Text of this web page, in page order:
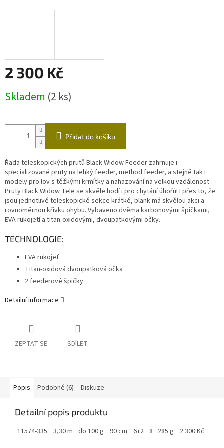
2 300 Kč
cena:
Skladem (2 ks)
Přidat do košíku
Řada teleskopických prutů Black Widow Feeder zahrnuje i
specializované pruty na lehký feeder, method feeder, a stejně tak i
modely pro lov s těžkými krmítky a nahazování na velkou vzdálenost.
Pruty Black Widow Tele se skvěle hodí i pro chytání úhořů! I přes to, že
jsou jednotlivé teleskopické sekce krátké, blank má skvělou akci a
rovnoměrnou křivku ohybu. Vybaveno dvěma karbonovými špičkami,
EVA rukojetí a titan-oxidovými, dvoupatkovými očky.
TECHNOLOGIE:
EVA rukojeť
Titan-oxidová dvoupatková očka
2 feederové špičky
Detailní informace
ZEPTAT SE SDÍLET
Popis Podobné (6) Diskuze
Detailní popis produktu
11574-335 3,30 m do 100 g 90 cm 6+2 8 285 g 2 300 Kč